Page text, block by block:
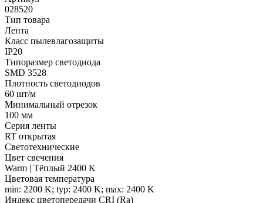
028520
Тип товара
Лента
Класс пылевлагозащиты
IP20
Типоразмер светодиода
SMD 3528
Плотность светодиодов
60 шт/м
Минимальный отрезок
100 мм
Серия ленты
RT открытая
Светотехнические
Цвет свечения
Warm | Тёплый 2400 K
Цветовая температура
min: 2200 K; typ: 2400 K; max: 2400 K
Индекс цветопередачи CRI (Ra)